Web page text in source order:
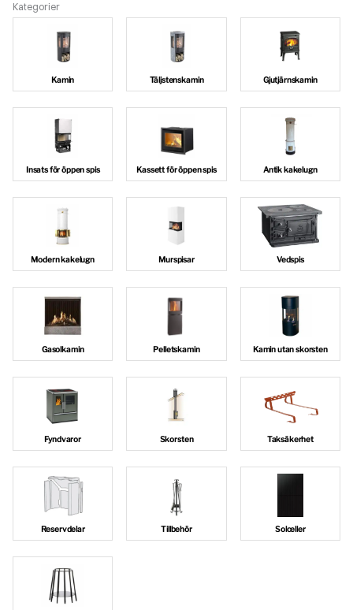
Kategorier
Kamin Täljstenskamin Gjutjärnskamin
Insats för öppen spis Kassett för öppen spis Antik kakelugn
Modern kakelugn Murspisar Vedspis
Gasolkamin Pelletskamin Kamin utan skorsten
Fyndvaror Skorsten Taksäkerhet
Reservdelar Tillbehör Solceller